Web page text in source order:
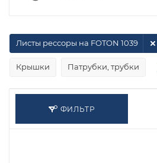
Крышки Патрубки, трубки
Листы рессоры на FOTON 1039
ФИЛЬТР